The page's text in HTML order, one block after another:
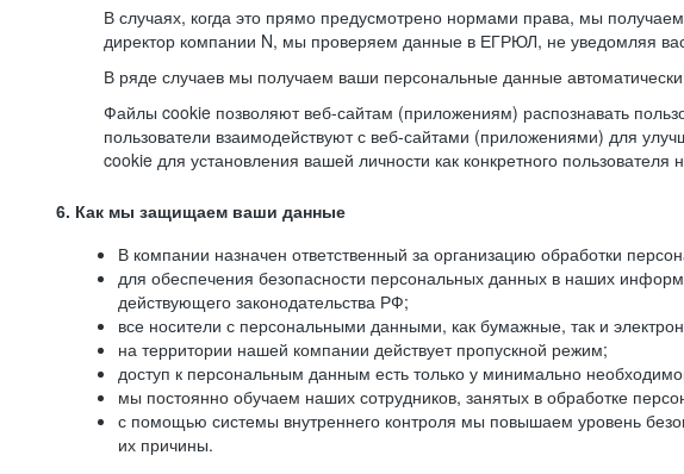
В случаях, когда это прямо предусмотрено нормами права, мы
директор компании N, мы проверяем данные в ЕГРЮЛ, не уведомляя
В ряде случаев мы получаем ваши персональные данные
Файлы cookie позволяют веб-сайтам (приложениям) распознавать
пользователи взаимодействуют с веб-сайтами (приложениями) для
cookie для установления вашей личности как конкретного пользователя
6. Как мы защищаем ваши данные
В компании назначен ответственный за организацию обработки
для обеспечения безопасности персональных данных в наших
действующего законодательства РФ;
все носители с персональными данными, как бумажные, так и
на территории нашей компании действует пропускной режим;
доступ к персональным данным есть только у минимально
мы постоянно обучаем наших сотрудников, занятых в обработке
с помощью системы внутреннего контроля мы повышаем уровень
их причины.